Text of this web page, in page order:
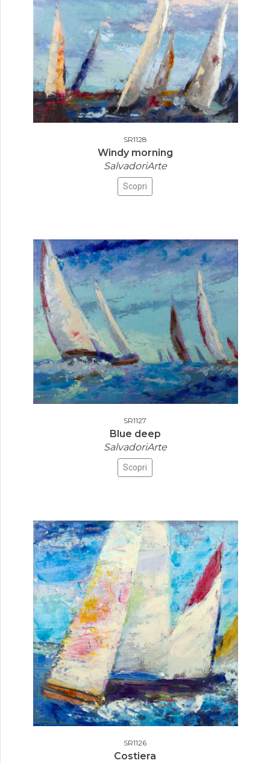
SR1128
Windy morning
SalvadoriArte
Scopri
SR1127
Blue deep
SalvadoriArte
Scopri
SR1126
Costiera